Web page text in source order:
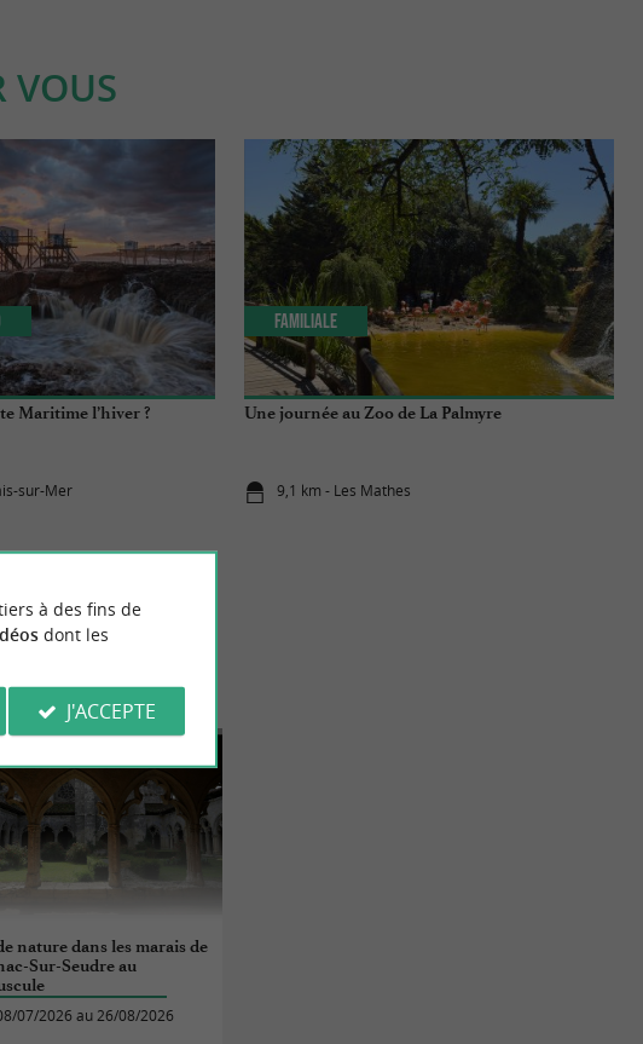
VOUS
Maritime l’hiver ?
sur-Mer
Une journée au Zoo de La Palmyre
9,1 km - Les Mathes
Familiale
SEUDRE
nature dans les marais de
Sur-Seudre au
07/2026 au 26/08/2026
à des fins de
dont les
J'ACCEPTE